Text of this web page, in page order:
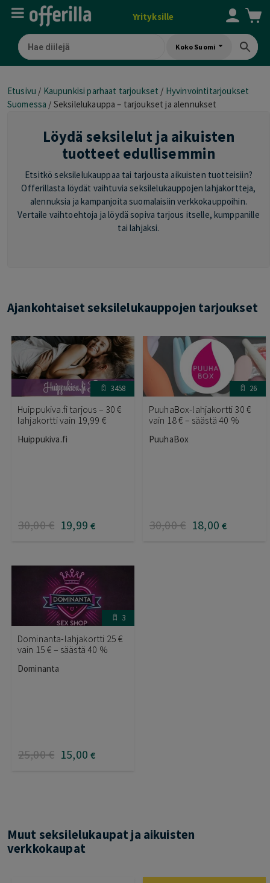
Yrityksille
Koko Suomi
Etusivu / Kaupunkisi parhaat tarjoukset / Hyvinvointitarjoukset
Suomessa / Seksilelukauppa – tarjoukset ja alennukset
Löydä seksilelut ja aikuisten
tuotteet edullisemmin
Etsitkö seksilelukauppaa tai tarjousta aikuisten tuotteisiin?
Offerillasta löydät vaihtuvia seksilelukauppojen lahjakortteja,
alennuksia ja kampanjoita suomalaisiin verkkokauppoihin.
Vertaile vaihtoehtoja ja löydä sopiva tarjous itselle, kumppanille
tai lahjaksi.
Ajankohtaiset seksilelukauppojen tarjoukset
3458
Huippukiva.fi tarjous – 30 €
lahjakortti vain 19,99 €
Huippukiva.fi
30,00€ 19,99 €
26
PuuhaBox-lahjakortti 30 €
vain 18 € – säästä 40 %
PuuhaBox
30,00€ 18,00 €
3
Dominanta-lahjakortti 25 €
vain 15 € – säästä 40 %
Dominanta
25,00€ 15,00 €
Muut seksilelukaupat ja aikuisten
verkkokaupat